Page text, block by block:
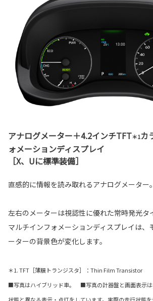
アナログメーター＋4.2インチTFT＊1カ
ォメーションディスプレイ
［X、Uに標準装備］
直感的に情報を読み取れるアナログメーター。
左右のメーターは視認性に優れた常時発光タ
マルチインフォメーションディスプレイは、
ーターの背景色が変化します。
＊1. TFT［薄膜トランジスタ］：Thin Film Transistor
■写真はハイブリッド車。 ■写真の計器盤と画面表示は